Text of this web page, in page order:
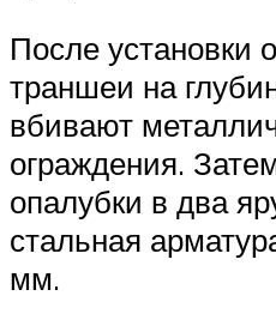
После установки
траншеи на
вбивают
ограждения.
опалубки в два
стальная
мм.